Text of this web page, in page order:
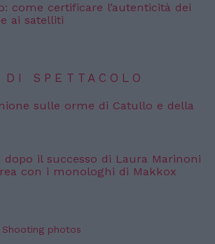
come certificare l’autenticità dei
ai satelliti
SPETTACOLO
sulle orme di Catullo e della
dopo il successo di Laura Marinoni
con i monologhi di Makkox
photos